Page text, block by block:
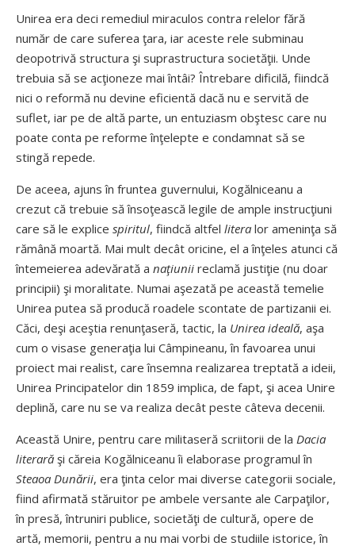
Unirea era deci remediul miraculos contra relelor fără
număr de care suferea ţara, iar aceste rele subminau
deopotrivă structura şi suprastructura societăţii. Unde
trebuia să se acţioneze mai întâi? Întrebare dificilă, fiindcă
nici o reformă nu devine eficientă dacă nu e servită de
suflet, iar pe de altă parte, un entuziasm obştesc care nu
poate conta pe reforme înţelepte e condamnat să se
stingă repede.
De aceea, ajuns în fruntea guvernului, Kogălniceanu a
crezut că trebuie să însoţească legile de ample instrucţiuni
care să le explice spiritul, fiindcă altfel litera lor ameninţa să
rămână moartă. Mai mult decât oricine, el a înţeles atunci că
întemeierea adevărată a naţiunii reclamă justiţie (nu doar
principii) şi moralitate. Numai aşezată pe această temelie
Unirea putea să producă roadele scontate de partizanii ei.
Căci, deşi aceştia renunţaseră, tactic, la Unirea ideală, aşa
cum o visase generaţia lui Câmpineanu, în favoarea unui
proiect mai realist, care însemna realizarea treptată a ideii,
Unirea Principatelor din 1859 implica, de fapt, şi acea Unire
deplină, care nu se va realiza decât peste câteva decenii.
Această Unire, pentru care militaseră scriitorii de la Dacia
literară şi căreia Kogălniceanu îi elaborase programul în
Steaoa Dunării, era ţinta celor mai diverse categorii sociale,
fiind afirmată stăruitor pe ambele versante ale Carpaţilor,
în presă, întruniri publice, societăţi de cultură, opere de
artă, memorii, pentru a nu mai vorbi de studiile istorice, în